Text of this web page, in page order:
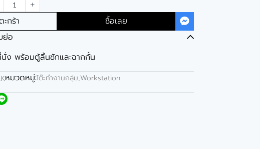
กร้า
ซื้อเลย
ย่อ
นั่ง พร้อมตู้ลิ้นชักและฉากกั้น
หมวดหมู่:โต๊ะทำงานกลุ่ม,Workstation